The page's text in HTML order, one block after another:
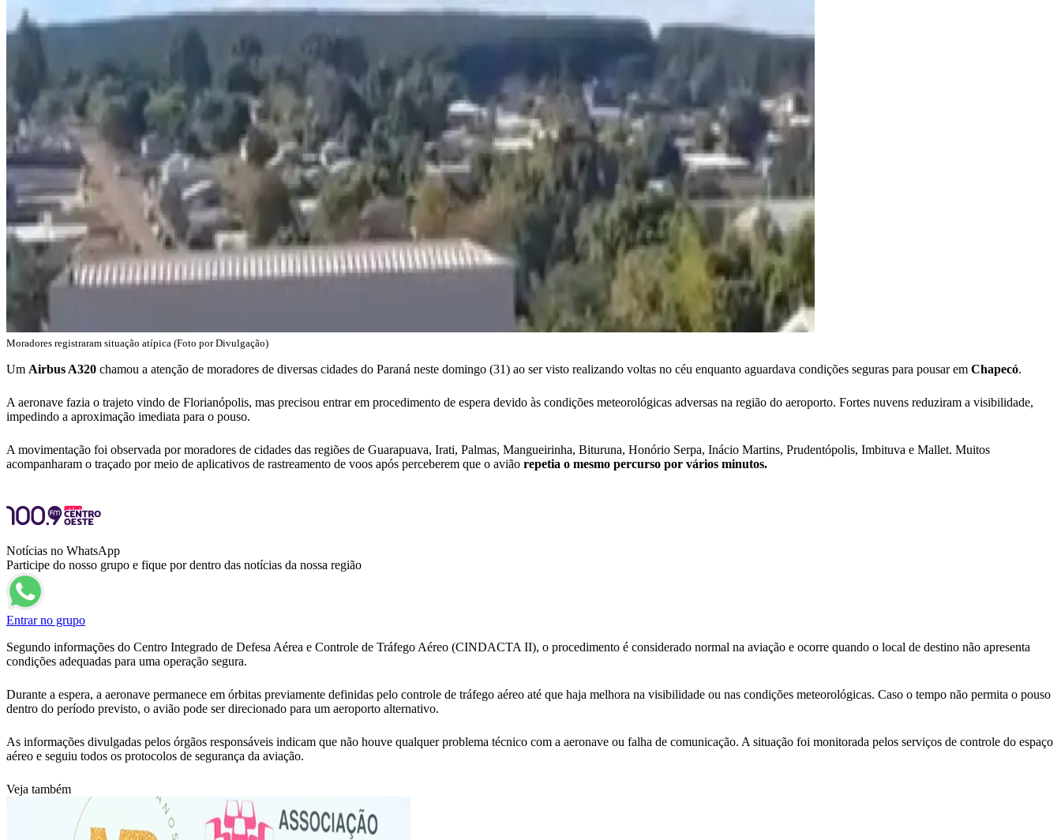
Moradores registraram situação atípica (Foto por Divulgação)
Um Airbus A320 chamou a atenção de moradores de diversas cidades do Paraná neste domingo (31) ao ser visto realizando voltas no céu enquanto aguardava condições seguras para pousar em Chapecó.
A aeronave fazia o trajeto vindo de Florianópolis, mas precisou entrar em procedimento de espera devido às condições meteorológicas adversas na região do aeroporto. Fortes nuvens reduziram a visibilidade,
impedindo a aproximação imediata para o pouso.
A movimentação foi observada por moradores de cidades das regiões de Guarapuava, Irati, Palmas, Mangueirinha, Bituruna, Honório Serpa, Inácio Martins, Prudentópolis, Imbituva e Mallet. Muitos
acompanharam o traçado por meio de aplicativos de rastreamento de voos após perceberem que o avião repetia o mesmo percurso por vários minutos.
Notícias no WhatsApp
Participe do nosso grupo e fique por dentro das notícias da nossa região
Entrar no grupo
Segundo informações do Centro Integrado de Defesa Aérea e Controle de Tráfego Aéreo (CINDACTA II), o procedimento é considerado normal na aviação e ocorre quando o local de destino não apresenta
condições adequadas para uma operação segura.
Durante a espera, a aeronave permanece em órbitas previamente definidas pelo controle de tráfego aéreo até que haja melhora na visibilidade ou nas condições meteorológicas. Caso o tempo não permita o pouso
dentro do período previsto, o avião pode ser direcionado para um aeroporto alternativo.
As informações divulgadas pelos órgãos responsáveis indicam que não houve qualquer problema técnico com a aeronave ou falha de comunicação. A situação foi monitorada pelos serviços de controle do espaço
aéreo e seguiu todos os protocolos de segurança da aviação.
Veja também